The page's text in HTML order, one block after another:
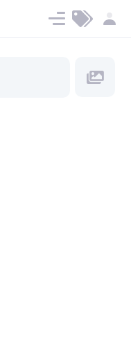
Ücret ve Planlar